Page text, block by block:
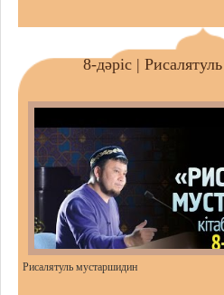
8-дәріс |
Рисалятуль мустаршидин